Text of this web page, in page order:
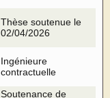
Thèse soutenue le
02/04/2026
Ingénieure
contractuelle
Soutenance de